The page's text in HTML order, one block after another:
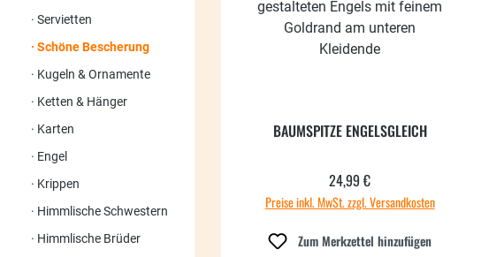
Servietten
Schöne Bescherung
Kugeln & Ornamente
Ketten & Hänger
Karten
Engel
Krippen
Himmlische Schwestern
Himmlische Brüder
BAUMSPITZE ENGELSGLEICH
Regulärer Preis:
24,99 €
Preise inkl. MwSt. zzgl. Versandkosten
Zum Merkzettel hinzufügen